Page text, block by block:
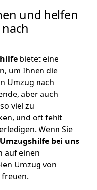
und helfen
bietet eine
um Ihnen die
Umzug nach
aber auch
viel zu
und oft fehlt
Wenn Sie
bei uns
auf einen
Umzug von